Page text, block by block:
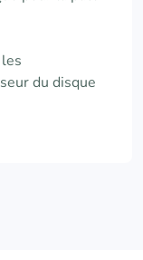
du disque